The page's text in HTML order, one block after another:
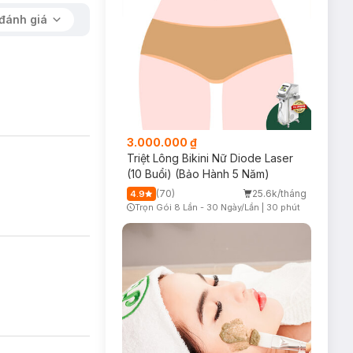
giá
3.000.000 ₫
Triệt Lông Bikini Nữ Diode Laser
(10 Buổi) (Bảo Hành 5 Năm)
4.9 (70) 25.6k/tháng
Trọn Gói 8 Lần - 30 Ngày/Lần 30 phút